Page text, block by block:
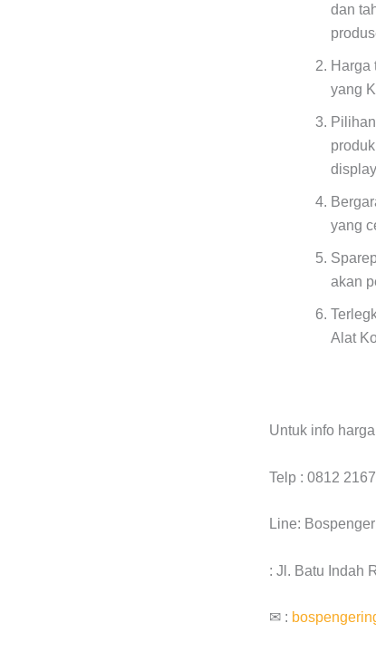
dan
yang
yang
akan
Alat
Untuk info
Telp : 0812
Line:
: Jl. Batu Indah
✉ :